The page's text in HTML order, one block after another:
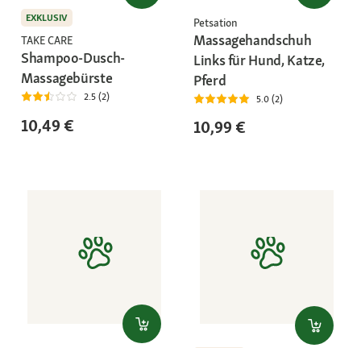
EXKLUSIV
TAKE CARE
Shampoo-Dusch-
Massagebürste
2.5 (2)
10,49 €
Petsation
Massagehandschuh
Links für Hund, Katze,
Pferd
5.0 (2)
10,99 €